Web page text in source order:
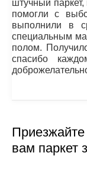
штучный
помогли с
выполнили в
специальным
полом.
спасибо
вам паркет